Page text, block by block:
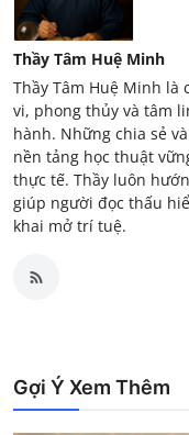
Thầy Tâm Huệ Minh
Thầy Tâm Huệ Minh
vi, phong thủy và tâm
hành. Những chia sẻ
nền tảng học thuật
thực tế. Thầy luôn
giúp người đọc thấu
khai mở trí tuệ.
Gợi Ý Xem Thêm